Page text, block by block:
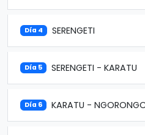
Día 4 SERENGETI
Día 5 SERENGETI - KARATU
Día 6 KARATU -